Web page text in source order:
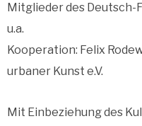
Mitglieder des Deutsch-
u.a.
Kooperation: Felix
urbaner Kunst e.V.
Mit Einbeziehung des